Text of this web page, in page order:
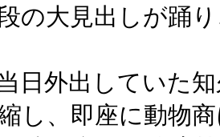
の大見出しが踊
日外出していた
し、即座に動物